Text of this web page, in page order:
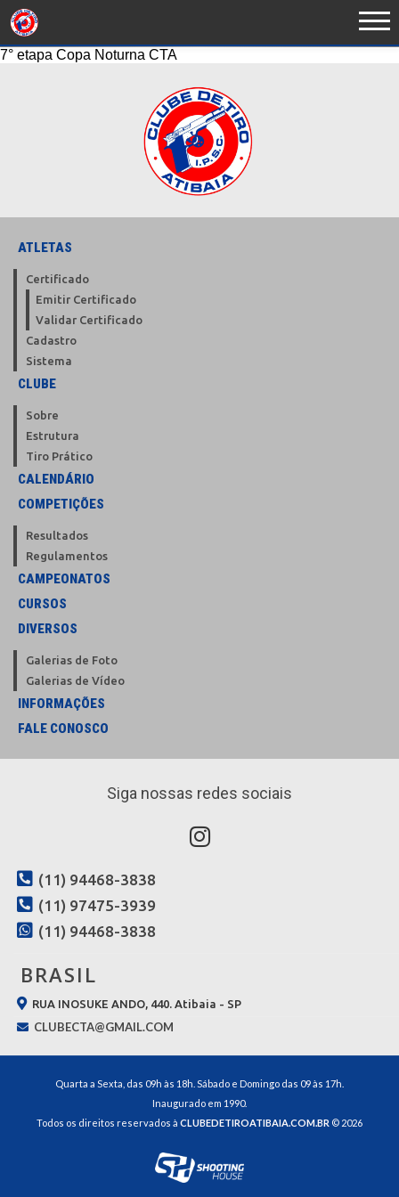
7° etapa Copa Noturna CTA
ATLETAS
Certificado
Emitir Certificado
Validar Certificado
Cadastro
Sistema
CLUBE
Sobre
Estrutura
Tiro Prático
CALENDÁRIO
COMPETIÇÕES
Resultados
Regulamentos
CAMPEONATOS
CURSOS
DIVERSOS
Galerias de Foto
Galerias de Vídeo
INFORMAÇÕES
FALE CONOSCO
Siga nossas redes sociais
(11) 94468-3838
(11) 97475-3939
(11) 94468-3838
BRASIL
RUA INOSUKE ANDO, 440. Atibaia - SP
CLUBECTA@GMAIL.COM
Quarta a Sexta, das 09h às 18h. Sábado e Domingo das 09 às 17h.
Inaugurado em 1990.
Todos os direitos reservados à CLUBEDETIROATIBAIA.COM.BR © 2026